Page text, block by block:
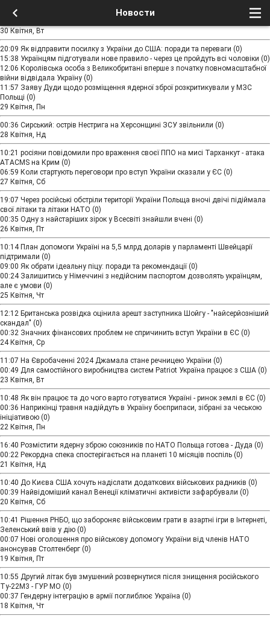
Новости
30 Квітня, Вт
20:09 Як відправити посилку з України до США: поради та переваги (0)
15:38 Українцям підготували нове правило - через це пройдуть всі чоловіки (0)
12:06 Королівська особа з Великобритані вперше з початку повномасштабної
війни відвідала Україну (0)
11:57 Заяву Дуди щодо розміщення ядерної зброї розкритикували у МЗС
Польщі (0)
29 Квітня, Пн
00:36 Сирський: острів Нестрига на Херсонщині ЗСУ звільнили (0)
28 Квітня, Нд
10:21 росіяни повідомили про враження своєї ППО на мисі Тарханкут - атака
ATACMS на Крим (0)
06:59 Коли стартують переговори про вступ України сказали у ЄС (0)
27 Квітня, Сб
19:07 Через російські обстріли території України Польща вночі двічі підіймала
свої літаки та літаки НАТО (0)
00:35 Одну з найстаріших зірок у Всесвіті знайшли вчені (0)
26 Квітня, Пт
10:14 План допомоги Україні на 5,5 млрд доларів у парламенті Швейцарії
підтримали (0)
09:00 Як обрати ідеальну піцу: поради та рекомендації (0)
00:24 Залишитись у Німеччині з недійсним паспортом дозволять українцям,
але є умови (0)
25 Квітня, Чт
12:12 Британська розвідка оцінила арешт заступника Шойгу - "найсерйозніший
скандал" (0)
00:32 Значних фінансових проблем не спричинить вступ України в ЄС (0)
24 Квітня, Ср
11:07 На Євробаченні 2024 Джамала стане речницею України (0)
00:49 Для самостійного виробництва систем Patriot Україна працює з США (0)
23 Квітня, Вт
10:48 Як він працює та до чого варто готуватися Україні - ринок землі в ЄС (0)
00:36 Наприкінці травня надійдуть в Україну боєприпаси, зібрані за чеською
ініціативою (0)
22 Квітня, Пн
16:40 Розмістити ядерну зброю союзників по НАТО Польща готова - Дуда (0)
00:22 Рекордна спека спостерігається на планеті 10 місяців поспіль (0)
21 Квітня, Нд
10:40 До Києва США хочуть надіслати додаткових військових радників (0)
00:39 Найвідоміший канал Венеції кліматичні активісти зафарбували (0)
20 Квітня, Сб
10:41 Рішення РНБО, що забороняє військовим грати в азартні ігри в Інтернеті,
Зеленський ввів у дію (0)
00:07 Нові оголошення про військову допомогу України від членів НАТО
анонсував Столтенберг (0)
19 Квітня, Пт
10:55 Другий літак був змушений розвернутися після знищення російського
Ту-22М3 - ГУР МО (0)
00:37 Гендерну інтеграцію в армії поглиблює Україна (0)
18 Квітня, Чт